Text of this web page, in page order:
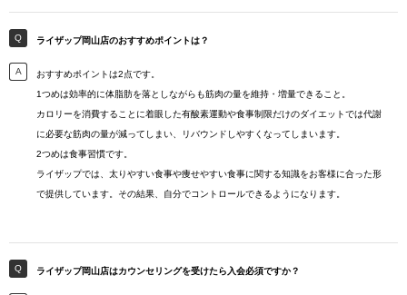
ライザップ岡山店のおすすめポイントは？
おすすめポイントは2点です。
1つめは効率的に体脂肪を落としながらも筋肉の量を維持・増量できること。
カロリーを消費することに着眼した有酸素運動や食事制限だけのダイエットでは代謝
に必要な筋肉の量が減ってしまい、リバウンドしやすくなってしまいます。
2つめは食事習慣です。
ライザップでは、太りやすい食事や痩せやすい食事に関する知識をお客様に合った形
で提供しています。その結果、自分でコントロールできるようになります。
ライザップ岡山店はカウンセリングを受けたら入会必須ですか？